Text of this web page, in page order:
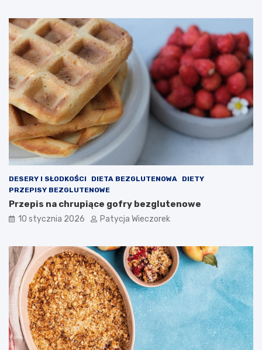
DESERY I SŁODKOŚCI DIETA BEZGLUTENOWA
DIETY
PRZEPISY BEZGLUTENOWE
Przepis na chrupiące gofry bezglutenowe
10 stycznia 2026 Patycja Wieczorek